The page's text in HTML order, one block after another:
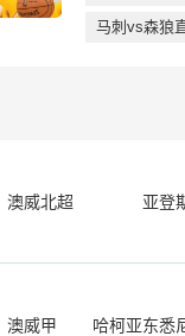
马刺vs森狼
澳威北超 亚登
澳威甲 哈柯亚东悉